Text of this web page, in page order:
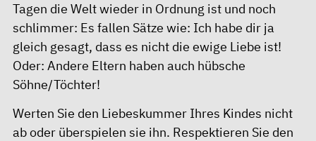
Tagen die Welt wieder in Ordnung ist und noch
schlimmer: Es fallen Sätze wie: Ich habe dir ja
gleich gesagt, dass es nicht die ewige Liebe ist!
Oder: Andere Eltern haben auch hübsche
Söhne/Töchter!
Werten Sie den Liebeskummer Ihres Kindes nicht
ab oder überspielen sie ihn. Respektieren Sie den